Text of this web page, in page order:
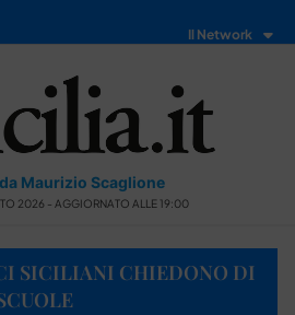
Il Network
Maurizio Scaglione
2026 - AGGIORNATO ALLE 19:00
SICILIANI CHIEDONO DI